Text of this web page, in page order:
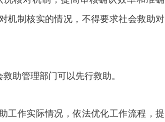
机制核实的情况，不得要求社会救助对
助管理部门可以先行救助。
作实际情况，依法优化工作流程，提